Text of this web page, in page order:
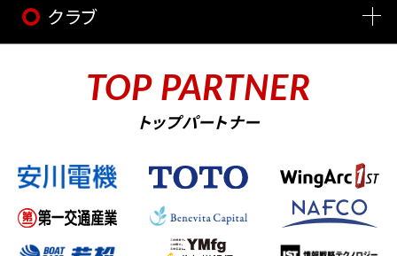
クラブ
TOP PARTNER
トップパートナー